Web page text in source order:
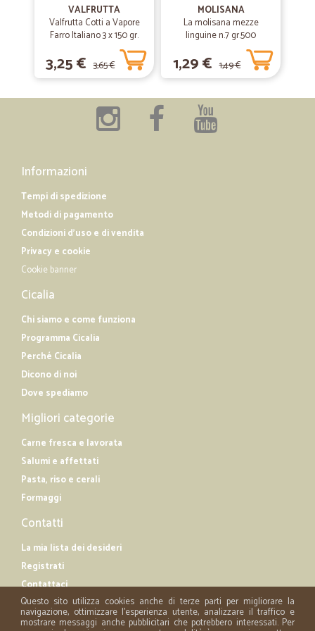
Spesa online super!
Ottimo servizio, ampia scelta di prodotti, suddivisi in modo chiaro per
categorie quindi molto facile e intuitivo fare la spesa online.
Ottima organizzazione e consegna veloce.
Ottima organizzazione e consegna veloce.
VALFRUTTA
Valfrutta Cotti a Vapore
Farro Italiano 3 x 150 gr.
3,25 € 3,65 €
MOLISANA
La molisana mezze
linguine n.7 gr.500
1,29 € 1,49 €
Informazioni
Tempi di spedizione
Metodi di pagamento
Condizioni d'uso e di vendita
Privacy e cookie
Cookie banner
Cicalia
Chi siamo e come funziona
Programma Cicalia
Perché Cicalia
Dicono di noi
Dove spediamo
Migliori categorie
Carne fresca e lavorata
Salumi e affettati
Pasta, riso e cerali
Formaggi
Contatti
La mia lista dei desideri
Registrati
Contattaci
Questo sito utilizza cookies anche di terze parti per migliorare la
navigazione, ottimizzare l'esperienza utente, analizzare il traffico e
mostrare messaggi anche pubblicitari che potrebbero interessati. Per